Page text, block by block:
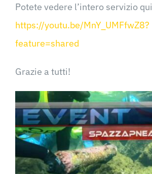
Potete vedere l’intero servizio qui
https://youtu.be/MnY_UMFfwZ8?
feature=shared
Grazie a tutti!